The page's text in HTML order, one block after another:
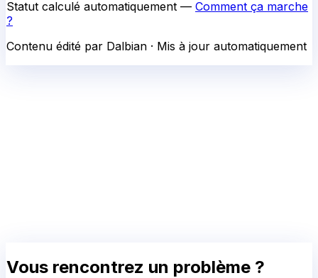
Statut calculé automatiquement — Comment ça marche
?
Contenu édité par Dalbian · Mis à jour automatiquement
Vous rencontrez un problème ?